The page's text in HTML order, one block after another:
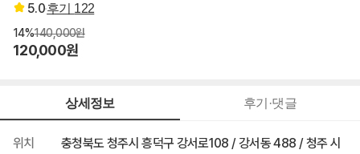
5.0후기 122
14%140,000원
120,000원
상세정보 후기·댓글
위치
충청북도 청주시 흥덕구 강서로108 / 강서동 488 / 청주 시